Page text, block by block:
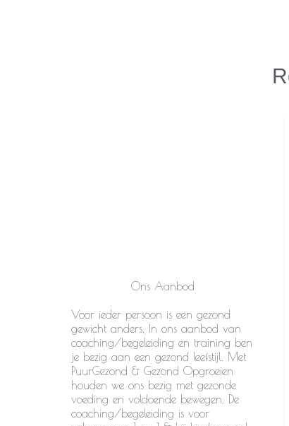
Ons Aanbod
Voor ieder persoon is een gezond
gewicht anders. In ons aanbod van
coaching/begeleiding en training ben
je bezig aan een gezond leefstijl. Met
PuurGezond & Gezond Opgroeien
houden we ons bezig met gezonde
voeding en voldoende bewegen. De
coaching/begeleiding is voor